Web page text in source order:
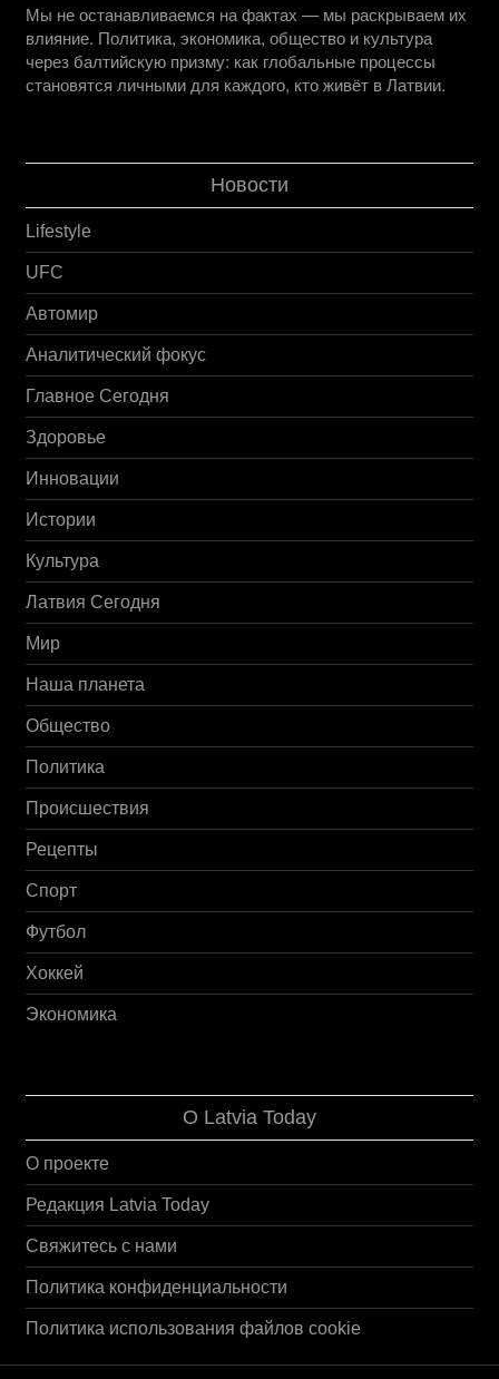
Мы не останавливаемся на фактах — мы раскрываем их
влияние. Политика, экономика, общество и культура
через балтийскую призму: как глобальные процессы
становятся личными для каждого, кто живёт в Латвии.
Новости
Lifestyle
UFC
Автомир
Аналитический фокус
Главное Сегодня
Здоровье
Инновации
Истории
Культура
Латвия Сегодня
Мир
Наша планета
Общество
Политика
Происшествия
Рецепты
Спорт
Футбол
Хоккей
Экономика
О Latvia Today
О проекте
Редакция Latvia Today
Свяжитесь с нами
Политика конфиденциальности
Политика использования файлов cookie